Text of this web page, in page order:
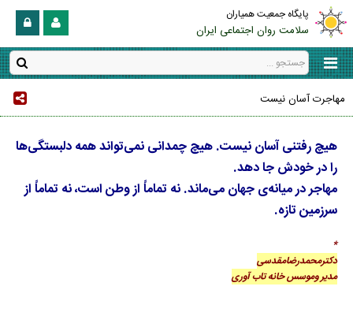
پایگاه جمعیت همیاران
سلامت روان اجتماعی ایران
مهاجرت آسان نیست
هیچ رفتنی آسان نیست. هیچ چمدانی نمی‌تواند همه‌ دلبستگی‌ها
را در خودش جا دهد.
مهاجر در میانه‌ی جهان می‌ماند. نه تماماً از وطن است، نه تماماً از
سرزمین تازه.
*
دکترمحمدرضامقدسی
مدیر وموسس خانه تاب آوری